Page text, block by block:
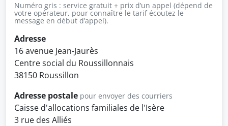
Numéro gris : service gratuit + prix d’un appel (dépend de
votre opérateur, pour connaître le tarif écoutez le
message en début d’appel).
Adresse
16 avenue Jean-Jaurès
Centre social du Roussillonnais
38150 Roussillon
Adresse postale pour envoyer des courriers
Caisse d'allocations familiales de l'Isère
3 rue des Alliés